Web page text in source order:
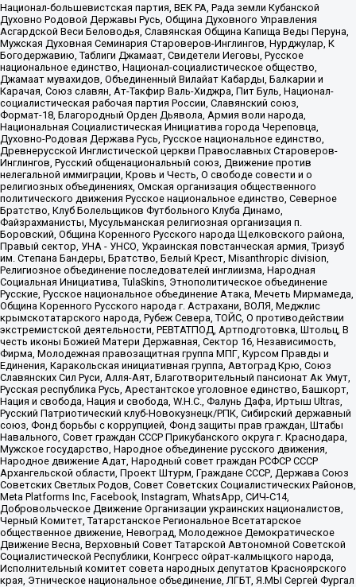
Национал-большевистская партия, ВЕК РА, Рада земли Кубанской
Духовно Родовой Державы Русь, Община Духовного Управления
Асгардской Веси Беловодья, Славянская Община Капища Веды Перуна,
Мужская Духовная Семинария Староверов-Инглингов, Нурджулар, К
Богодержавию, Таблиги Джамаат, Свидетели Иеговы, Русское
национальное единство, Национал-социалистическое общество,
Джамаат мувахидов, Объединенный Вилайат Кабарды, Балкарии и
Карачая, Союз славян, Ат-Такфир Валь-Хиджра, Пит Буль, Национал-
социалистическая рабочая партия России, Славянский союз,
Формат-18, Благородный Орден Дьявола, Армия воли народа,
Национальная Социалистическая Инициатива города Череповца,
Духовно-Родовая Держава Русь, Русское национальное единство,
Древнерусской Инглистической церкви Православных Староверов-
Инглингов, Русский общенациональный союз, Движение против
нелегальной иммиграции, Кровь и Честь, О свободе совести и о
религиозных объединениях, Омская организация общественного
политического движения Русское национальное единство, Северное
Братство, Клуб Болельщиков Футбольного Клуба Динамо,
Файзрахманисты, Мусульманская религиозная организация п.
Боровский, Община Коренного Русского народа Щелковского района,
Правый сектор, УНА - УНСО, Украинская повстанческая армия, Тризуб
им. Степана Бандеры, Братство, Белый Крест, Misanthropic division,
Религиозное объединение последователей инглиизма, Народная
Социальная Инициатива, TulaSkins, Этнополитическое объединение
Русские, Русское национальное объединение Атака, Мечеть Мирмамеда,
Община Коренного Русского народа г. Астрахани, ВОЛЯ, Меджлис
крымскотатарского народа, Рубеж Севера, ТОЙС, О противодействии
экстремистской деятельности, РЕВТАТПОД, Артподготовка, Штольц, В
честь иконы Божией Матери Державная, Сектор 16, Независимость,
Фирма, Молодежная правозащитная группа МПГ, Курсом Правды и
Единения, Каракольская инициативная группа, Автоград Крю, Союз
Славянских Сил Руси, Алля-Аят, Благотворительный пансионат Ак Умут,
Русская республика Русь, Арестантское уголовное единство, Башкорт,
Нация и свобода, Нация и свобода, W.H.С., Фалунь Дафа, Иртыш Ultras,
Русский Патриотический клуб-Новокузнецк/РПК, Сибирский державный
союз, Фонд борьбы с коррупцией, Фонд защиты прав граждан, Штабы
Навального, Совет граждан СССР Прикубанского округа г. Краснодара,
Мужское государство, Народное объединение русского движения,
Народное движение Адат, Народный совет граждан РСФСР СССР
Архангельской области, Проект Штурм, Граждане СССР, Держава Союз
Советских Светлых Родов, Совет Советских Социалистических Районов,
Meta Platforms Inc, Facebook, Instagram, WhatsApp, СИЧ-С14,
Добровольческое Движение Организации украинских националистов,
Черный Комитет, Татарстанское Региональное Всетатарское
общественное движение, Невоград, Молодежное Демократическое
Движение Весна, Верховный Совет Татарской Автономной Советской
Социалистической Республики, Конгресс ойрат-калмыцкого народа,
Исполнительный комитет совета народных депутатов Красноярского
края, Этническое национальное объединение, ЛГБТ, Я.МЫ Сергей Фургал